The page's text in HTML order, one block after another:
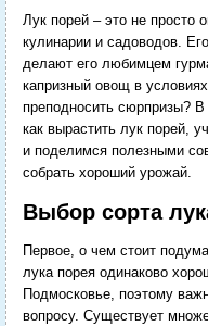
Лук порей – это не просто
кулинарии и садоводов.
делают его любимцем
капризный овощ в
преподносить сюрпризы?
как вырастить лук порей,
и поделимся полезными
собрать хороший урожай.
Выбор сорта
Первое, о чем стоит
лука порея одинаково
Подмосковье, поэтому
вопросу. Существует